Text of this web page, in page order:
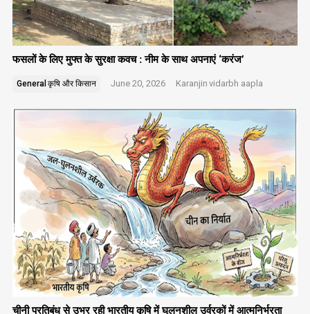
फसलों के लिए मुफ्त के सुरक्षा कवच : नीम के साथ अपनाएं ‘करंज’
General कृषि और किसान June 20, 2026 Karanjin vidarbh aapla
चीनी प्रतिबंध से उभर रही भारतीय कृषि में घुलनशील उर्वरकों में आत्मनिर्भरता